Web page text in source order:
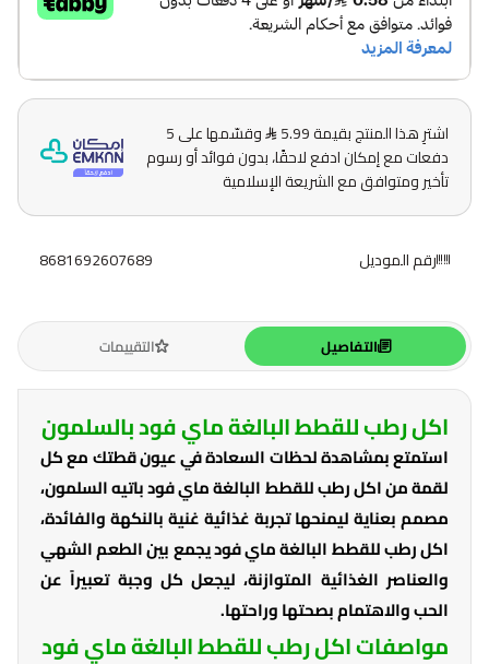
اشترِ هذا المنتج بقيمة 5.99
وقسّمها على 5
دفعات مع إمكان ادفع لاحقًا، بدون فوائد أو رسوم
تأخير ومتوافق مع الشريعة الإسلامية
رقم الموديل 8681692607689
التفاصيل التقييمات
اكل رطب للقطط البالغة ماي فود بالسلمون
استمتع بمشاهدة لحظات السعادة في عيون قطتك مع كل
لقمة من اكل رطب للقطط البالغة ماي فود باتيه السلمون،
مصمم بعناية ليمنحها تجربة غذائية غنية بالنكهة والفائدة،
اكل رطب للقطط البالغة ماي فود يجمع بين الطعم الشهي
والعناصر الغذائية المتوازنة، ليجعل كل وجبة تعبيراً عن
الحب والاهتمام بصحتها وراحتها.
مواصفات اكل رطب للقطط البالغة ماي فود